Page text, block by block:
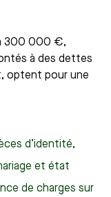
300 000 €,
à des dettes
optent pour une
d’identité,
et état
de charges sur